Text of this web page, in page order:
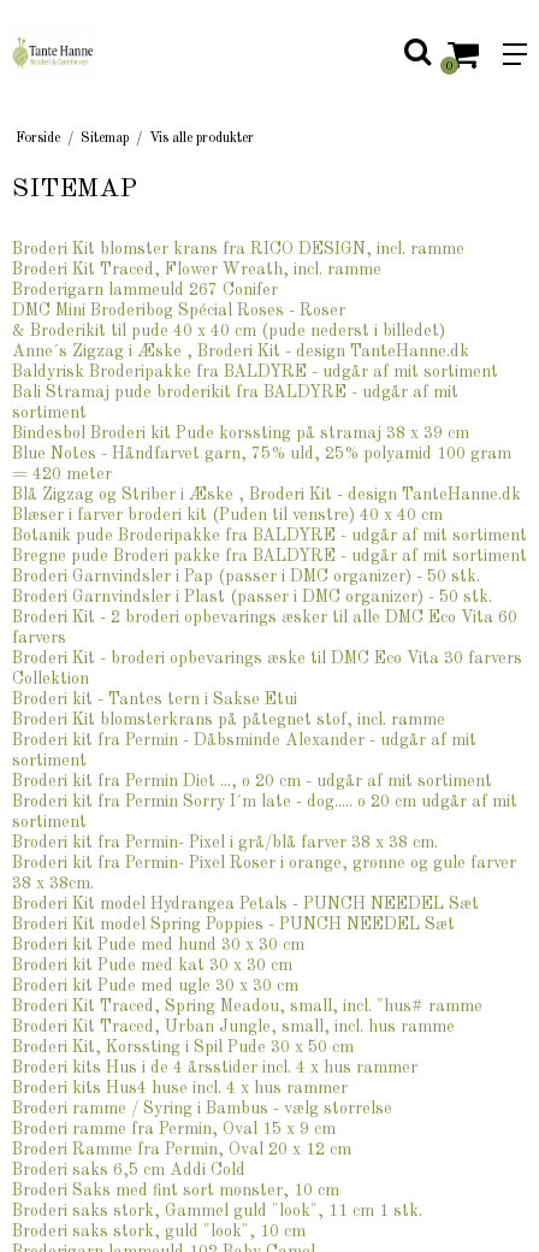
0
Forside / Sitemap / Vis alle produkter
SITEMAP
Broderi Kit blomster krans fra RICO DESIGN, incl. ramme
Broderi Kit Traced, Flower Wreath, incl. ramme
Broderigarn lammeuld 267 Conifer
DMC Mini Broderibog Spécial Roses - Roser
& Broderikit til pude 40 x 40 cm (pude nederst i billedet)
Anne´s Zigzag i Æske , Broderi Kit - design TanteHanne.dk
Baldyrisk Broderipakke fra BALDYRE - udgår af mit sortiment
Bali Stramaj pude broderikit fra BALDYRE - udgår af mit
sortiment
Bindesbøl Broderi kit Pude korssting på stramaj 38 x 39 cm
Blue Notes - Håndfarvet garn, 75% uld, 25% polyamid 100 gram
= 420 meter
Blå Zigzag og Striber i Æske , Broderi Kit - design TanteHanne.dk
Blæser i farver broderi kit (Puden til venstre) 40 x 40 cm
Botanik pude Broderipakke fra BALDYRE - udgår af mit sortiment
Bregne pude Broderi pakke fra BALDYRE - udgår af mit sortiment
Broderi Garnvindsler i Pap (passer i DMC organizer) - 50 stk.
Broderi Garnvindsler i Plast (passer i DMC organizer) - 50 stk.
Broderi Kit - 2 broderi opbevarings æsker til alle DMC Eco Vita 60
farvers
Broderi Kit - broderi opbevarings æske til DMC Eco Vita 30 farvers
Collektion
Broderi kit - Tantes tern i Sakse Etui
Broderi Kit blomsterkrans på påtegnet stof, incl. ramme
Broderi kit fra Permin - Dåbsminde Alexander - udgår af mit
sortiment
Broderi kit fra Permin Diet ..., ø 20 cm - udgår af mit sortiment
Broderi kit fra Permin Sorry I´m late - dog..... ø 20 cm udgår af mit
sortiment
Broderi kit fra Permin- Pixel i grå/blå farver 38 x 38 cm.
Broderi kit fra Permin- Pixel Roser i orange, grønne og gule farver
38 x 38cm.
Broderi Kit model Hydrangea Petals - PUNCH NEEDEL Sæt
Broderi Kit model Spring Poppies - PUNCH NEEDEL Sæt
Broderi kit Pude med hund 30 x 30 cm
Broderi kit Pude med kat 30 x 30 cm
Broderi kit Pude med ugle 30 x 30 cm
Broderi Kit Traced, Spring Meadou, small, incl. "hus# ramme
Broderi Kit Traced, Urban Jungle, small, incl. hus ramme
Broderi Kit, Korssting i Spil Pude 30 x 50 cm
Broderi kits Hus i de 4 årsstider incl. 4 x hus rammer
Broderi kits Hus4 huse incl. 4 x hus rammer
Broderi ramme / Syring i Bambus - vælg størrelse
Broderi ramme fra Permin, Oval 15 x 9 cm
Broderi Ramme fra Permin, Oval 20 x 12 cm
Broderi saks 6,5 cm Addi Cold
Broderi Saks med fint sort mønster, 10 cm
Broderi saks stork, Gammel guld "look", 11 cm 1 stk.
Broderi saks stork, guld "look", 10 cm